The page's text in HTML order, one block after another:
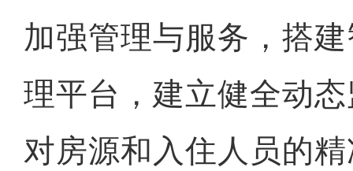
加强管理与服务，搭
理平台，建立健全动
对房源和入住人员的